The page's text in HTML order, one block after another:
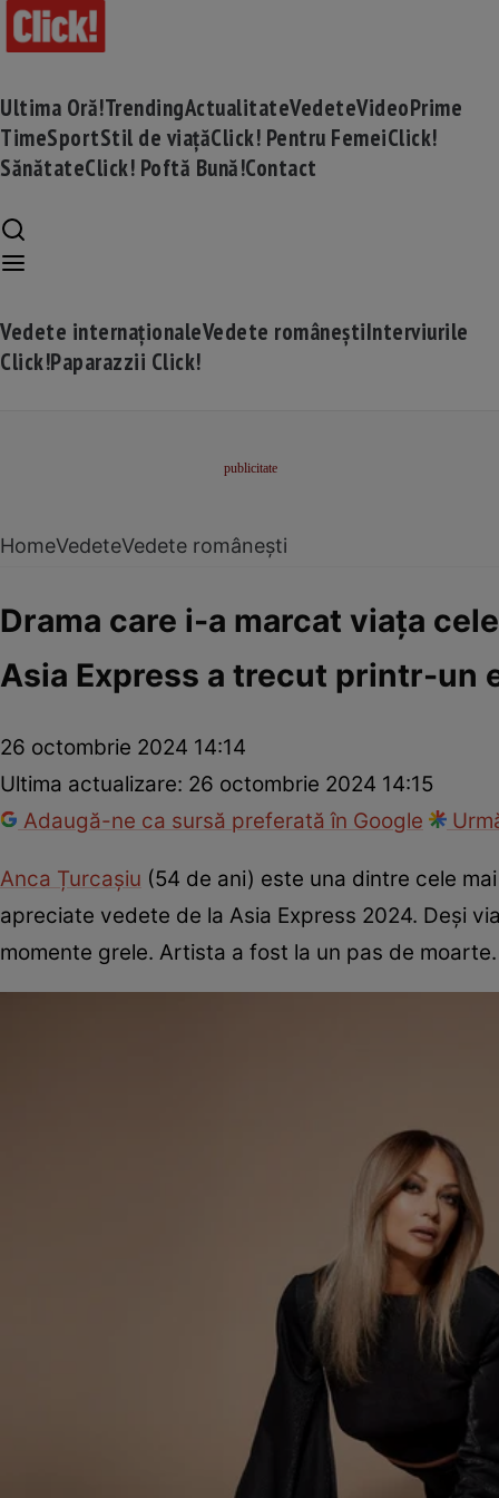
Ultima Oră!TrendingActualitateVedeteVideoPrime
TimeSportStil de viațăClick! Pentru FemeiClick!
SănătateClick! Poftă Bună!Contact
Vedete internaționaleVedete româneștiInterviurile
Click!Paparazzii Click!
HomeVedeteVedete românești
Drama care i-a marcat viața
Asia Express a trecut printr-un
26 octombrie 2024 14:14
Ultima actualizare: 26 octombrie 2024 14:15
Adaugă-ne ca sursă preferată în Google
Anca Țurcașiu (54 de ani) este una dintre cele
apreciate vedete de la Asia Express 2024. Deși
momente grele. Artista a fost la un pas de moarte.